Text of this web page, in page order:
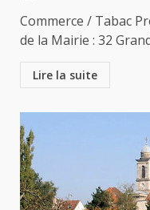
Commerce / Tabac
de la Mairie : 32
Lire la suite